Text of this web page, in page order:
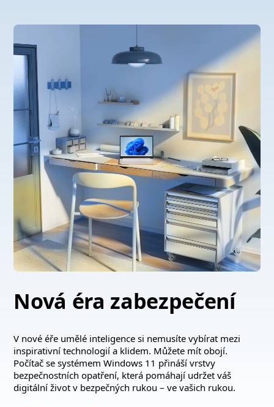
Nová éra zabezpečení
V nové éře umělé inteligence si nemusíte vybírat mezi
inspirativní technologií a klidem. Můžete mít obojí.
Počítač se systémem Windows 11 přináší vrstvy
bezpečnostních opatření, která pomáhají udržet váš
digitální život v bezpečných rukou – ve vašich rukou.